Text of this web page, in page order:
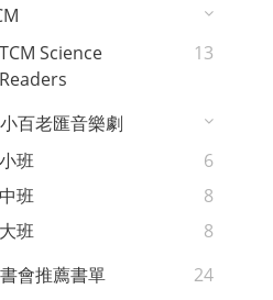
TCM Science
Readers
13
百老匯音樂劇
小班
6
中班
8
大班
8
會推薦書單
24